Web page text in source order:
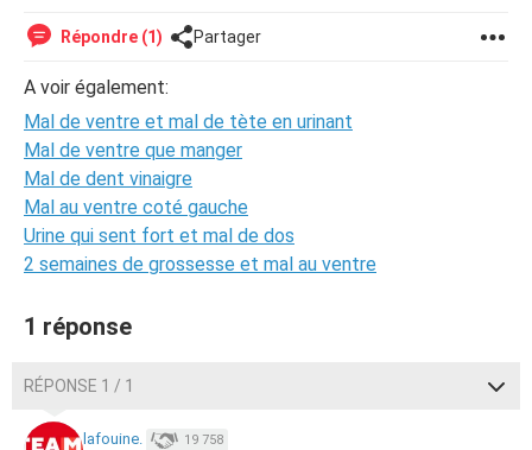
Répondre (1) Partager
A voir également:
Mal de ventre et mal de tète en urinant
Mal de ventre que manger
Mal de dent vinaigre
Mal au ventre coté gauche
Urine qui sent fort et mal de dos
2 semaines de grossesse et mal au ventre
1 réponse
RÉPONSE 1 / 1
lafouine. 19 758